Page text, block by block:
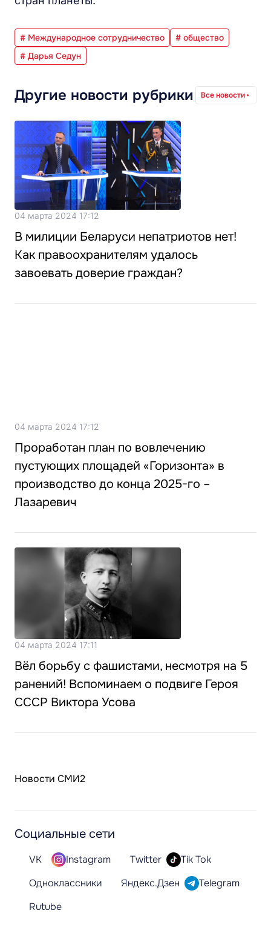
# Международное сотрудничество
# общество
# Дарья Седун
Другие новости рубрики Все новости
04 марта 2024 17:12
В милиции Беларуси непатриотов нет!
Как правоохранителям удалось
завоевать доверие граждан?
04 марта 2024 17:12
Проработан план по вовлечению
пустующих площадей «Горизонта» в
производство до конца 2025-го –
Лазаревич
04 марта 2024 17:11
Вёл борьбу с фашистами, несмотря на 5
ранений! Вспоминаем о подвиге Героя
СССР Виктора Усова
Новости СМИ2
Социальные сети
VK Instagram Twitter
Tik Tok
Одноклассники
Яндекс.Дзен
Telegram
Rutube